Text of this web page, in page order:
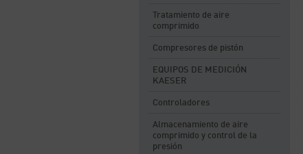
Tratamiento de aire
comprimido
Compresores de pistón
EQUIPOS DE MEDICIÓN
KAESER
Controladores
Almacenamiento de aire
comprimido y control de la
presión